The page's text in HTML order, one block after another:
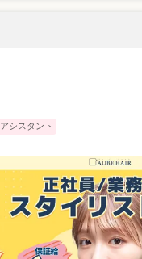
アシスタント